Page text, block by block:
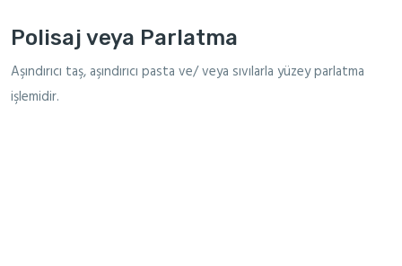
Polisaj veya Parlatma
Aşındırıcı taş, aşındırıcı pasta ve/ veya sıvılarla yüzey parlatma
işlemidir.